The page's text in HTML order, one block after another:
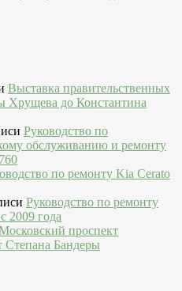
Выставка правительственных
Хрущева до Константина
Руководство по
обслуживанию и ремонту
по ремонту Kia Cerato
Руководство по ремонту
2009 года
проспект
Степана Бандеры